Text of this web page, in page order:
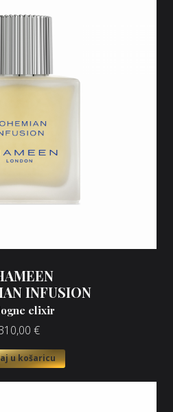
INFUSION
elixir
€
u košaricu